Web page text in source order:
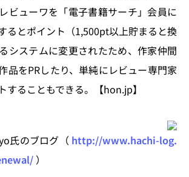
ビューワを「電子書籍サーチ」会員に
るとポイント（1,500pt以上貯まると換
システムに変更されたため、作家仲間
品をPRしたり、単純にレビュー専門家
することもできる。【hon.jp】
氏のブログ（ http://www.hachi-log.
）